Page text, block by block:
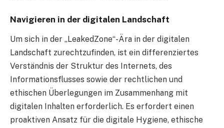
Navigieren in der digitalen Landschaft
Um sich in der „LeakedZone“-Ära in der digitalen
Landschaft zurechtzufinden, ist ein differenziertes
Verständnis der Struktur des Internets, des
Informationsflusses sowie der rechtlichen und
ethischen Überlegungen im Zusammenhang mit
digitalen Inhalten erforderlich. Es erfordert einen
proaktiven Ansatz für die digitale Hygiene, ethische